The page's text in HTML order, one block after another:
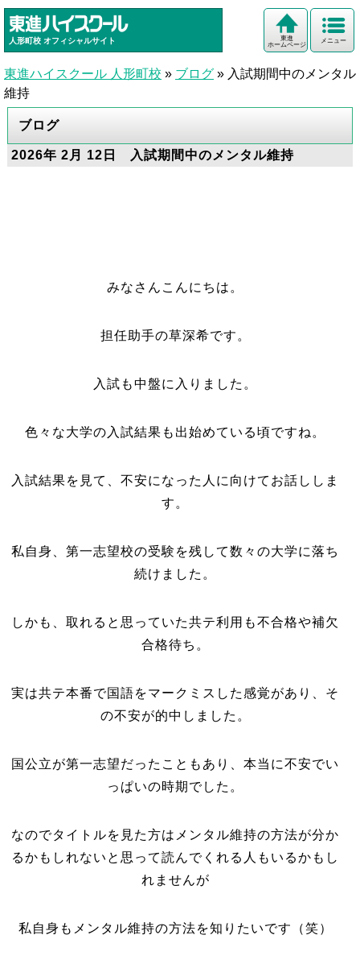
人形町校 オフィシャルサイト メニュー
東進
ホームページ
東進ハイスクール 人形町校 » ブログ » 入試期間中のメンタル
維持
ブログ
2026年 2月 12日 入試期間中のメンタル維持
みなさんこんにちは。
担任助手の草深希です。
入試も中盤に入りました。
色々な大学の入試結果も出始めている頃ですね。
入試結果を見て、不安になった人に向けてお話ししま
す。
私自身、第一志望校の受験を残して数々の大学に落ち
続けました。
しかも、取れると思っていた共テ利用も不合格や補欠
合格待ち。
実は共テ本番で国語をマークミスした感覚があり、そ
の不安が的中しました。
国公立が第一志望だったこともあり、本当に不安でい
っぱいの時期でした。
なのでタイトルを見た方はメンタル維持の方法が分か
るかもしれないと思って読んでくれる人もいるかもし
れませんが
私自身もメンタル維持の方法を知りたいです（笑）